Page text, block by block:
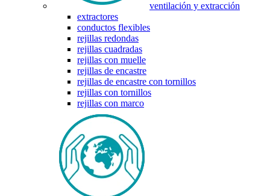
ventilación y extracción
extractores
conductos flexibles
rejillas redondas
rejillas cuadradas
rejillas con muelle
rejillas de encastre
rejillas de encastre con tornillos
rejillas con tornillos
rejillas con marco